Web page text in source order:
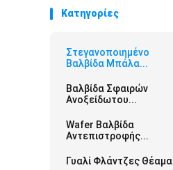
Κατηγορίες
Στεγανοποιημένο
Βαλβίδα Μπάλα...
Βαλβίδα Σφαιρών
Ανοξείδωτου...
Wafer Βαλβίδα
Αντεπιστροφής...
Γυαλί Φλάντζες Θέαμα